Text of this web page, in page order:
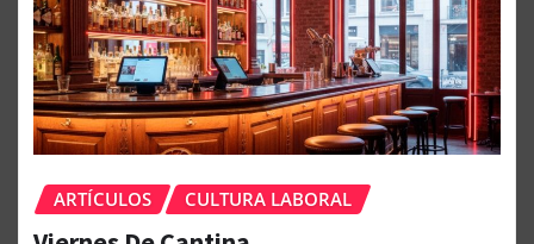
ARTÍCULOS CULTURA LABORAL